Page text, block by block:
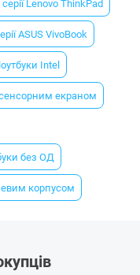
Lenovo ThinkPad
ASUS VivoBook
Intel
екраном
без ОД
корпусом